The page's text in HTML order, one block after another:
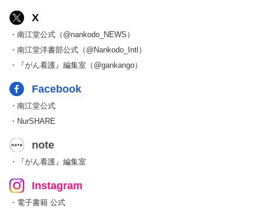
X
・南江堂公式（@nankodo_NEWS）
・南江堂洋書部公式（@Nankodo_Intl）
・『がん看護』編集室（@gankango）
Facebook
・南江堂公式
・NurSHARE
note
・『がん看護』編集室
Instagram
・電子書籍 公式